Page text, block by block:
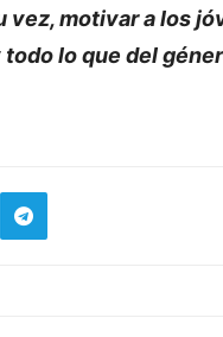
vez, motivar a los
lo que del